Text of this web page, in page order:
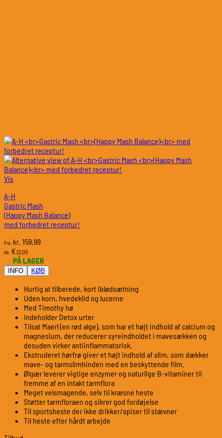
Vis
A-H
Gastric Mash
(Happy Mash Balance)
med forbedret receptur!
Fra: kr. 159,99
Ab: €22,00
PÅ LAGER
INFO KØB
Hurtig at tilberede, kort iblødsætning
Uden korn, hvedeklid og lucerne
Med Timothy hø
Indeholder Detox urter
Tilsat Maerl (en rød alge), som har et højt indhold af calcium og
magnesium, der reducerer syreindholdet i mavesækken og
desuden virker antiinflammatorisk.
Ekstruderet hørfrø giver et højt indhold af slim, som dækker
mave- og tarmslimhinden med en beskyttende film.
Ølgær leverer vigtige enzymer og naturlige B-vitaminer til
fremme af en intakt tarmflora
Meget velsmagende, selv til kræsne heste
Støtter tarmfloraen og sikrer god fordøjelse
Til sportsheste der ikke drikker/spiser til stævner
Til heste efter hårdt arbejde